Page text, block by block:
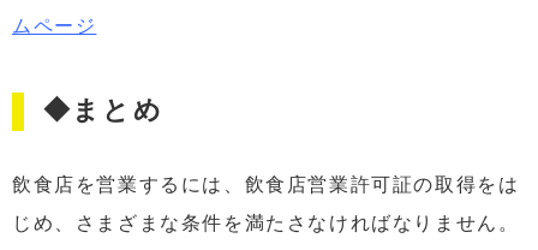
ムページ
◆まとめ
飲食店を営業するには、飲食店営業許可証の取得をは
じめ、さまざまな条件を満たさなければなりません。